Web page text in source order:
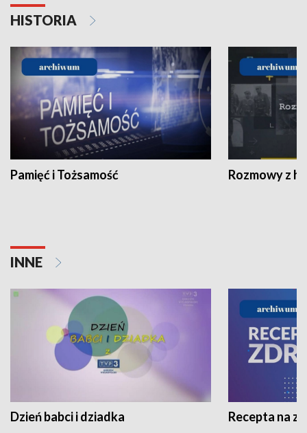
HISTORIA
Pamięć i Tożsamość Rozmowy z
INNE
Dzień babci i dziadka Recepta na